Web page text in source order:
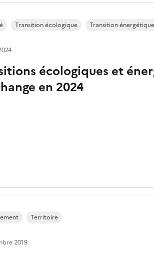
écologiques et
en 2024
Transition écologique Transition énergétique
Territoire
2019